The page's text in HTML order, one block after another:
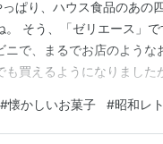
ぱり、ハウス食品のあの
。 そう、「ゼリエース」
ニで、まるでお店のような
も買えるようになりました
和42年（1967年）生まれの
は、あの頃みんなが台所
#懐かしいお菓子 #昭和レ